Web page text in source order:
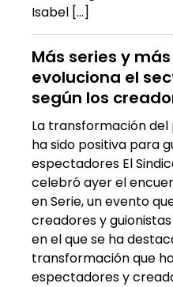
Isabel […]
Más series y
evoluciona el
según los
La transformación
ha sido positiva para
espectadores El
celebró ayer el
en Serie, un evento
creadores y
en el que se ha
transformación que
espectadores y